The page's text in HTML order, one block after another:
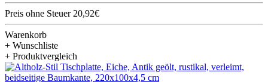
Preis ohne Steuer 20,92€
Warenkorb
+ Wunschliste
+ Produktvergleich